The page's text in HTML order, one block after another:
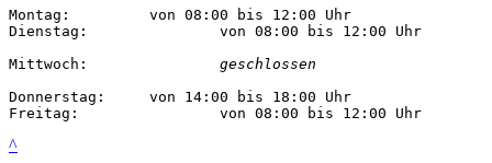
Montag:		von 08:00 bis 12:00 Uhr
Dienstag:		von 08:00 bis 12:00 Uhr
geschlossen
Donnerstag:	von 14:00 bis 18:00 Uhr
Freitag:		von 08:00 bis 12:00 Uhr
^